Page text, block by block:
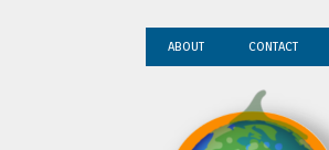
ABOUT CONTACT